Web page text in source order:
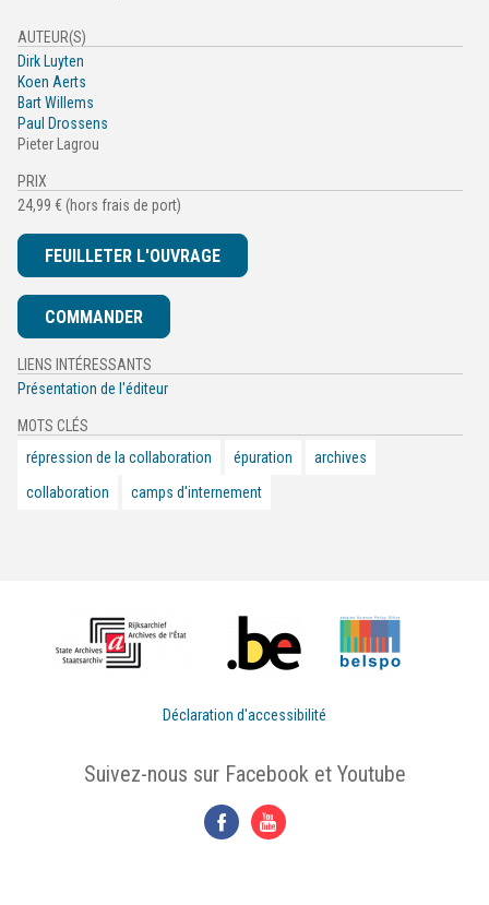
AUTEUR(S)
Dirk Luyten
Koen Aerts
Bart Willems
Paul Drossens
Pieter Lagrou
PRIX
24,99 € (hors frais de port)
FEUILLETER L'OUVRAGE
COMMANDER
LIENS INTÉRESSANTS
Présentation de l'éditeur
MOTS CLÉS
répression de la collaboration
épuration
archives
collaboration
camps d'internement
Déclaration d'accessibilité
Suivez-nous sur Facebook et Youtube